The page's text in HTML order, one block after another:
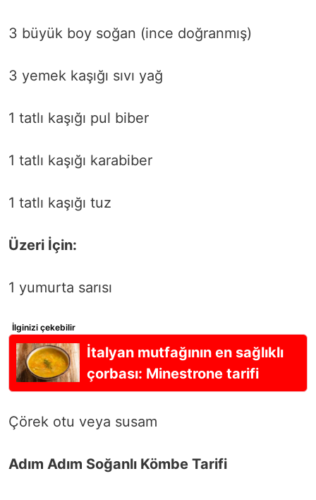
3 büyük boy soğan (ince doğranmış)
3 yemek kaşığı sıvı yağ
1 tatlı kaşığı pul biber
1 tatlı kaşığı karabiber
1 tatlı kaşığı tuz
Üzeri İçin:
1 yumurta sarısı
İlginizi çekebilir
İtalyan mutfağının en sağlıklı
çorbası: Minestrone tarifi
Çörek otu veya susam
Adım Adım Soğanlı Kömbe Tarifi